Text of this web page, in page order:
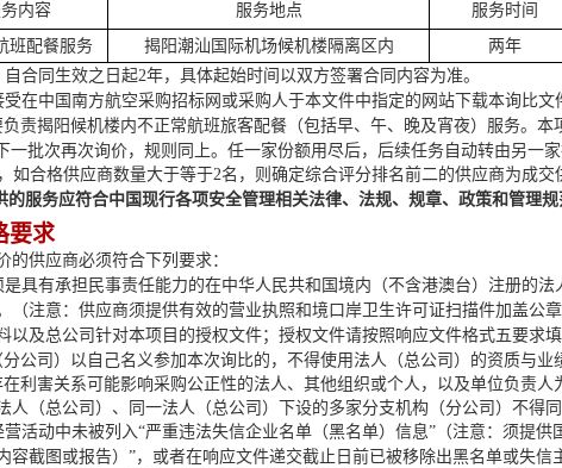
内容 服务地点 服务时间
班配餐服务 揭阳潮汕国际机场候机楼隔离区内
两年
自合同生效之日起2年，具体起始时间以双方签署合同内容为准。
受在中国南方航空采购招标网或采购人于本文件中指定的网站下载本询比文
责揭阳候机楼内不正常航班旅客配餐（包括早、午、晚及宵夜）服务。 本
一批次再次询价，规则同上。任一家份额用尽后，后续任务自动转由另一家
如合格供应商数量大于等于2名，则确定综合评分排名前二的供应商为成交
的服务应符合中国现行各项安全管理相关法律、法规、规章、政策和管理
要求
的供应商必须符合下列要求：
是具有承担民事责任能力的在中华人民共和国境内（不含港澳台）注册的法
（注意： 供应商须提供有效的营业执照和境口岸卫生许可证扫描件加盖公
以及总公司针对本项目的授权文件； 授权文件请按照响应文件格式五要求填
公司）以自己名义参加本次询比的，不得使用法人（总公司）的资质与业
利害关系可能影响采购公正性的法人、其他组织或个人，以及单位负责
人（总公司）、同一法人（总公司）下设的多家分支机构（分公司）不得
营活动中未被列入“严重违法失信企业名单（黑名单）信息”（注意：须提
容截图或报告）”，或者在响应文件递交截止日前已被移除出黑名单或失